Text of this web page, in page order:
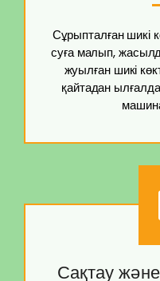
Сұрыпталған шикі
суға малып,
жуылған шикі
қайтадан
Сақтау